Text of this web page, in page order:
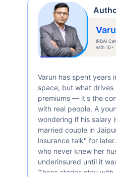
IRDAI
with 10+
Varun has spent years
space, but what drives
premiums — it's the
with real people. A
wondering if his salary
married couple in
insurance talk" for
who never knew her
underinsured until it
These stories stay with